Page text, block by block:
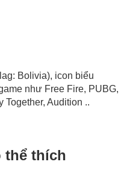
Bolivia), icon biểu
như Free Fire, PUBG,
Together, Audition ..
thể thích